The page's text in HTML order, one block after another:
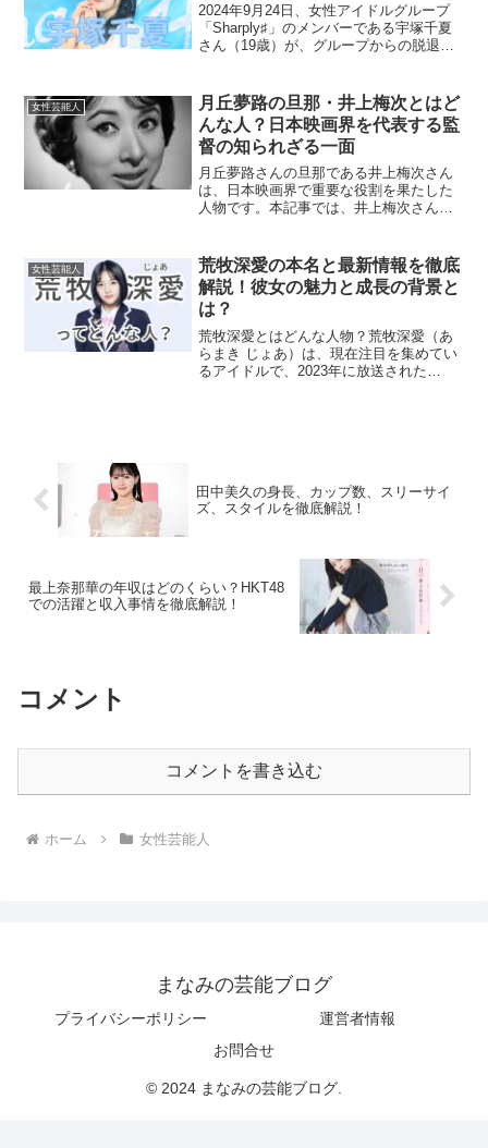
2024年9月24日、女性アイドルグループ
「Sharply♯」のメンバーである宇塚千夏
さん（19歳）が、グループからの脱退と
のファンに衝撃を与えました。彼女は...
女性芸能人
月丘夢路の旦那・井上梅次とはど
んな人？日本映画界を代表する監
督の知られざる一面
月丘夢路さんの旦那である井上梅次さん
は、日本映画界で重要な役割を果たした
人物です。本記事では、井上梅次さんの
します。井上梅次とはどんな人物？井上
梅次さんは1923年に京...
女性芸能人
荒牧深愛の本名と最新情報を徹底
解説！彼女の魅力と成長の背景と
は？
荒牧深愛とはどんな人物？荒牧深愛（あ
らまき じょあ）は、現在注目を集めてい
るアイドルで、2023年に放送された
田中美久の身長、カップ数、スリーサイ
ズ、スタイルを徹底解説！
最上奈那華の年収はどのくらい？HKT48
での活躍と収入事情を徹底解説！
コメント
コメントを書き込む
ホーム 女性芸能人
まなみの芸能ブログ
プライバシーポリシー
運営者情報
お問合せ
© 2024 まなみの芸能ブログ.